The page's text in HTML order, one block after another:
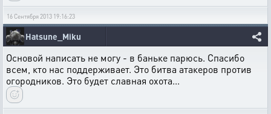
16 Сентября 2013 19:16:23
Hatsune_Miku
Основой написать не могу - в баньке парюсь. Спасибо
всем, кто нас поддерживает. Это битва атакеров против
огородников. Это будет славная охота...